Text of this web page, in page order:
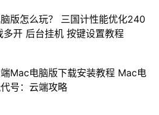
版怎么玩？ 三国计性能优化240
多开 后台挂机 按键设置教程
Mac电脑版下载安装教程 Mac电
号：云端攻略